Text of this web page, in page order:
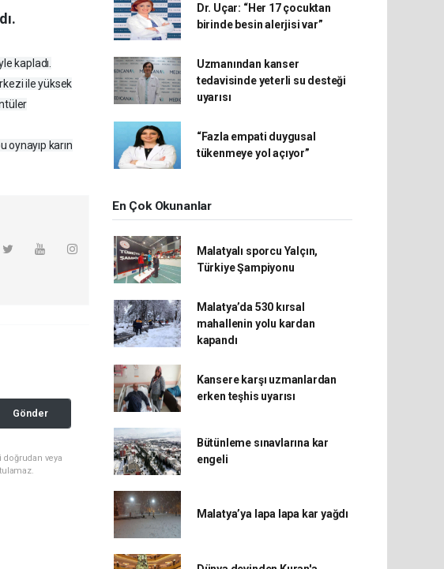
kapladı.
ile yüksek
oynayıp karın
Gönder
doğrudan veya
Dr. Uçar: “Her 17 çocuktan
birinde besin alerjisi var”
Uzmanından kanser
tedavisinde yeterli su desteği
uyarısı
“Fazla empati duygusal
tükenmeye yol açıyor”
En Çok Okunanlar
Malatyalı sporcu Yalçın,
Türkiye Şampiyonu
Malatya’da 530 kırsal
mahallenin yolu kardan
kapandı
Kansere karşı uzmanlardan
erken teşhis uyarısı
Bütünleme sınavlarına kar
engeli
Malatya’ya lapa lapa kar yağdı